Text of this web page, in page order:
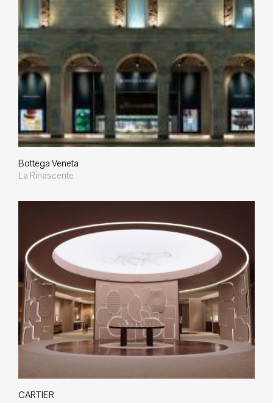
Bottega Veneta
La Rinascente
CARTIER